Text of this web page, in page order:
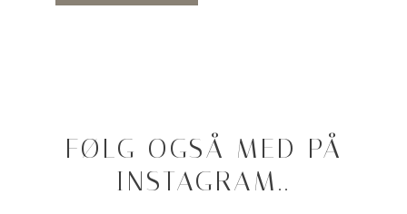
FØLG OGSÅ MED PÅ
INSTAGRAM..